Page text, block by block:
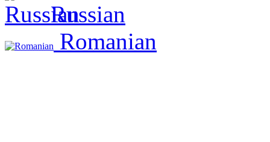
Russian
Romanian